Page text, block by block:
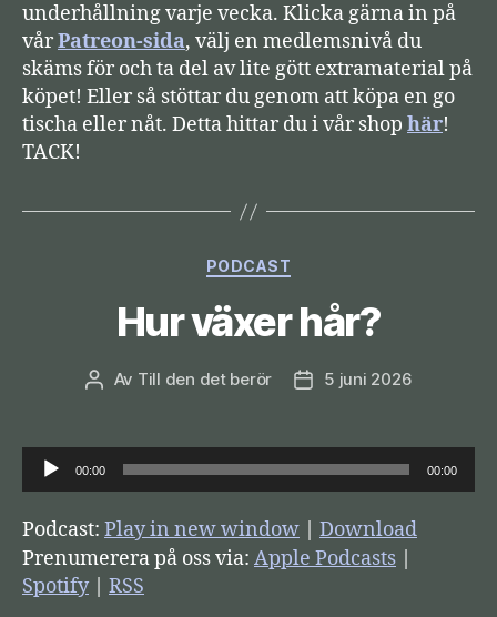
underhållning varje vecka. Klicka gärna in på
vårPatreon-sida, välj en medlemsnivå du
skäms för och ta del av lite gött extramaterial på
köpet! Eller så stöttar du genom att köpa en go
tischa eller nåt. Detta hittar du i vår shop här!
TACK!
Kategorier
PODCAST
Hur växer hår?
Inläggsförfattare
Av Till den det berör Inläggsdatum
5 juni 2026
j
u
d
s
00:00 00:00
Podcast: Play in new window
Download
Prenumerera på oss via: Apple Podcasts
Spotify| RSS